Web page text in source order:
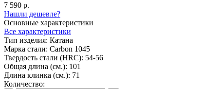
7 590 р.
Нашли дешевле?
Основные характеристики
Все характеристики
Тип изделия: Катана
Марка стали: Carbon 1045
Твердость стали (HRC): 54-56
Общая длина (см.): 101
Длина клинка (см.): 71
Количество: